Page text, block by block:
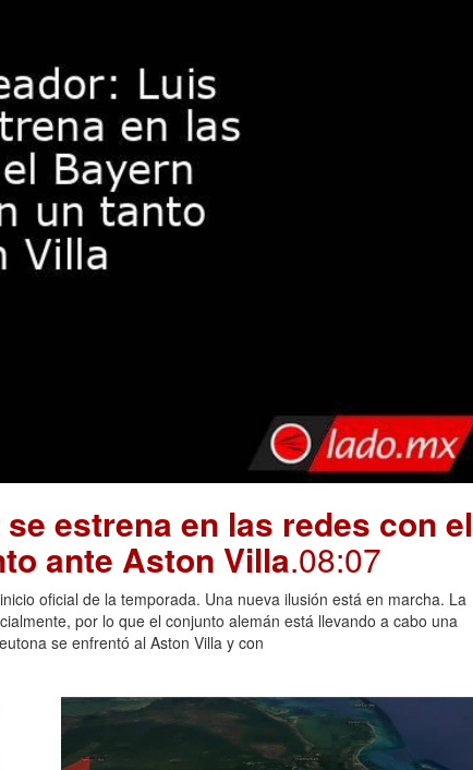
estrena en las redes con el
ante Aston Villa.08:07
oficial de la temporada. Una nueva ilusión está en marcha. La
por lo que el conjunto alemán está llevando a cabo una
se enfrentó al Aston Villa y con